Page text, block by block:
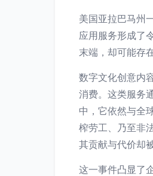
美国亚拉巴马州
应用服务形成了
末端，却可能存
数字文化创意内
消费。这类服务
中，它依然与全
榨劳工、乃至非
其贡献与代价却
这一事件凸显了